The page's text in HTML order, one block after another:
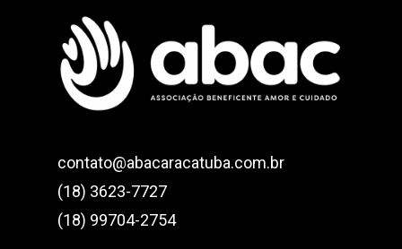
contato@abacaracatuba.com.br
(18) 3623-7727
(18) 99704-2754